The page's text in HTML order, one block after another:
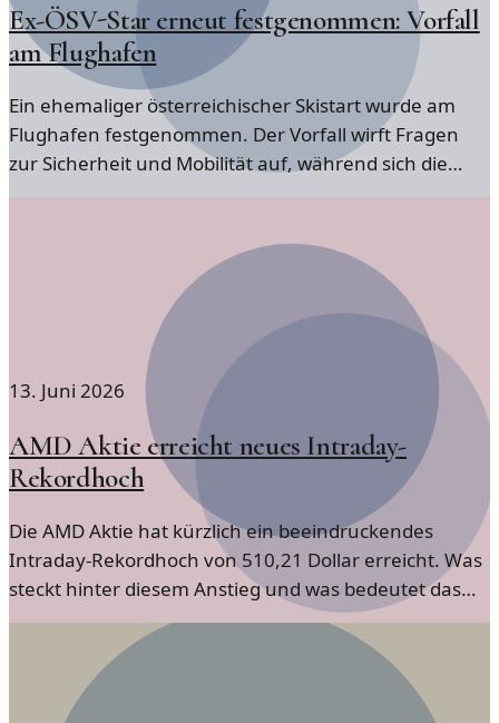
Ex-ÖSV-Star erneut festgenommen: Vorfall
am Flughafen
Ein ehemaliger österreichischer Skistart wurde am
Flughafen festgenommen. Der Vorfall wirft Fragen
zur Sicherheit und Mobilität auf, während sich die
13. Juni 2026
AMD Aktie erreicht neues Intraday-
Rekordhoch
Die AMD Aktie hat kürzlich ein beeindruckendes
Intraday-Rekordhoch von 510,21 Dollar erreicht. Was
steckt hinter diesem Anstieg und was bedeutet das
für die Zukunft der Aktie?